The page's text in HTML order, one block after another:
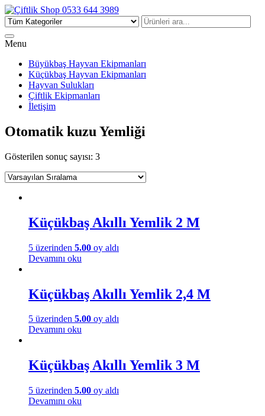
Çiftlik Shop 0533 644 3989
Menu
Büyükbaş Hayvan Ekipmanları
Küçükbaş Hayvan Ekipmanları
Hayvan Sulukları
Çiftlik Ekipmanları
İletişim
Otomatik kuzu Yemliği
Gösterilen sonuç sayısı: 3
Küçükbaş Akıllı Yemlik 2 M
5 üzerinden 5.00 oy aldı
Devamını oku
Küçükbaş Akıllı Yemlik 2,4 M
5 üzerinden 5.00 oy aldı
Devamını oku
Küçükbaş Akıllı Yemlik 3 M
5 üzerinden 5.00 oy aldı
Devamını oku